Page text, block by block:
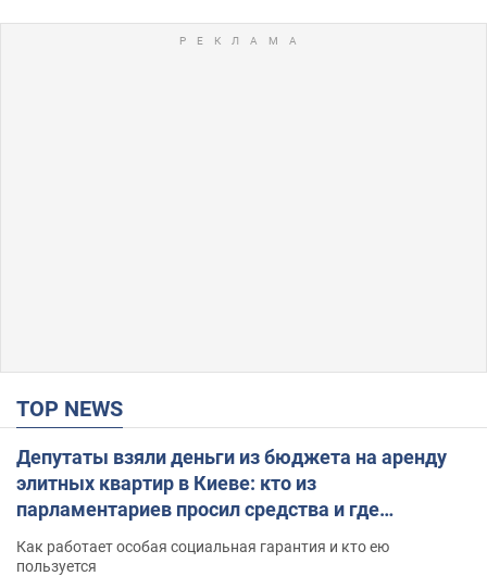
TOP NEWS
Депутаты взяли деньги из бюджета на аренду
элитных квартир в Киеве: кто из
парламентариев просил средства и где
поселился
Как работает особая социальная гарантия и кто ею
пользуется